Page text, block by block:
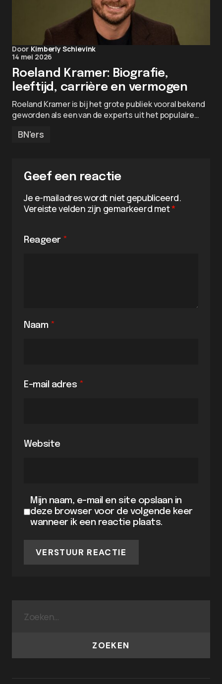
Door Kimberly Schievink
14 mei 2026
Roeland Kramer: Biografie,
leeftijd, carrière en vermogen
Roeland Kramer is bij het grote publiek vooral bekend
geworden als een van de experts uit het populaire…
BN'ers
Geef een reactie
Je e-mailadres wordt niet gepubliceerd.
Vereiste velden zijn gemarkeerd met*
Reageer *
Naam *
E-mail adres *
Website
Mijn naam, e-mail en site opslaan in
deze browser voor de volgende keer
wanneer ik een reactie plaats.
VERSTUUR REACTIE
ZOEKEN